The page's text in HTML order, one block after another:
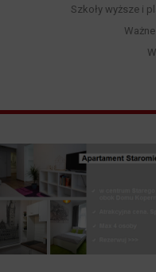
Szkoły wyższe i